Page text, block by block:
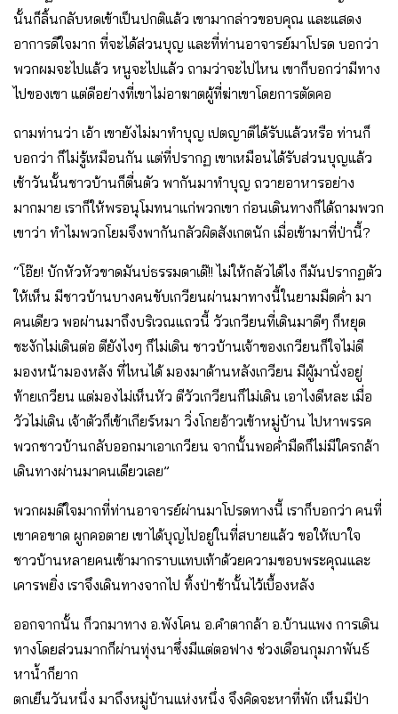
นั้นก็ลิ้นกลับหดเข้าเป็นปกติแล้ว เขามากล่าวขอบคุณ และแสดง
อาการดีใจมาก ที่จะได้ส่วนบุญ และที่ท่านอาจารย์มาโปรด บอกว่า
พวกผมจะไปแล้ว หนูจะไปแล้ว ถามว่าจะไปไหน เขาก็บอกว่ามีทาง
ไปของเขา แต่ดีอย่างที่เขาไม่อาฆาตผู้ที่ฆ่าเขาโดยการตัดคอ
ถามท่านว่า เอ้า เขายังไม่มาทำบุญ เปตญาติได้รับแล้วหรือ ท่านก็
บอกว่า ก็ไม่รู้เหมือนกัน แต่ที่ปรากฏ เขาเหมือนได้รับส่วนบุญแล้ว
เช้าวันนั้นชาวบ้านก็ตื่นตัว พากันมาทำบุญ ถวายอาหารอย่าง
มากมาย เราก็ให้พรอนุโมทนาแก่พวกเขา ก่อนเดินทางก็ได้ถามพวก
เขาว่า ทำไมพวกโยมจึงพากันกลัวผิดสังเกตนัก เมื่อเข้ามาที่ป่านี้?
“โอ๊ย! บักหัวหัวขาดมันบ่ธรรมดาเด๊!! ไม่ให้กลัวได้ไง ก็มันปรากฏตัว
ให้เห็น มีชาวบ้านบางคนขับเกวียนผ่านมาทางนี้ในยามมืดค่ำ มา
คนเดียว พอผ่านมาถึงบริเวณแถวนี้ วัวเกวียนที่เดินมาดีๆ ก็หยุด
ชะงักไม่เดินต่อ ตียังไงๆ ก็ไม่เดิน ชาวบ้านเจ้าของเกวียนก็ใจไม่ดี
มองหน้ามองหลัง ที่ไหนได้ มองมาด้านหลังเกวียน มีผู้มานั่งอยู่
ท้ายเกวียน แต่มองไม่เห็นหัว ตีวัวเกวียนก็ไม่เดิน เอาไงดีหละ เมื่อ
วัวไม่เดิน เจ้าตัวก็เข้าเกียร์หมา วิ่งโกยอ้าวเข้าหมู่บ้าน ไปหาพรรค
พวกชาวบ้านกลับออกมาเอาเกวียน จากนั้นพอค่ำมืดก็ไม่มีใครกล้า
เดินทางผ่านมาคนเดียวเลย”
พวกผมดีใจมากที่ท่านอาจารย์ผ่านมาโปรดทางนี้ เราก็บอกว่า คนที่
เขาคอขาด ผูกคอตาย เขาได้บุญไปอยู่ในที่สบายแล้ว ขอให้เบาใจ
ชาวบ้านหลายคนเข้ามากราบแทบเท้าด้วยความขอบพระคุณและ
เคารพยิ่ง เราจึงเดินทางจากไป ทิ้งป่าช้านั้นไว้เบื้องหลัง
ออกจากนั้น ก็วกมาทาง อ.พังโคน อ.คำตากล้า อ.บ้านแพง การเดิน
ทางโดยส่วนมากก็ผ่านทุ่งนาซึ่งมีแต่ตอฟาง ช่วงเดือนกุมภาพันธ์
หาน้ำก็ยาก
ตกเย็นวันหนึ่ง มาถึงหมู่บ้านแห่งหนึ่ง จึงคิดจะหาที่พัก เห็นมีป่า